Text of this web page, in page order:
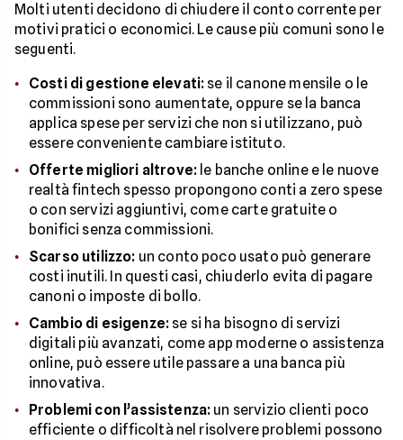
Molti utenti decidono di chiudere il conto corrente per
motivi pratici o economici. Le cause più comuni sono le
seguenti.
Costi di gestione elevati: se il canone mensile o le
commissioni sono aumentate, oppure se la banca
applica spese per servizi che non si utilizzano, può
essere conveniente cambiare istituto.
Offerte migliori altrove: le banche online e le nuove
realtà fintech spesso propongono conti a zero spese
o con servizi aggiuntivi, come carte gratuite o
bonifici senza commissioni.
Scarso utilizzo: un conto poco usato può generare
costi inutili. In questi casi, chiuderlo evita di pagare
canoni o imposte di bollo.
Cambio di esigenze: se si ha bisogno di servizi
digitali più avanzati, come app moderne o assistenza
online, può essere utile passare a una banca più
innovativa.
Problemi con l’assistenza: un servizio clienti poco
efficiente o difficoltà nel risolvere problemi possono